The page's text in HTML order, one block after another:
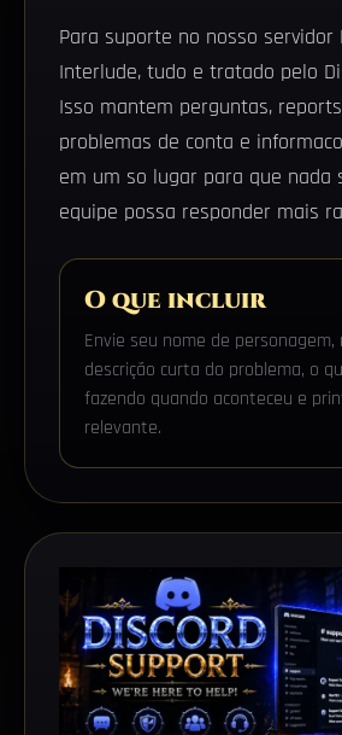
Para suporte no nosso servidor
Interlude, tudo e tratado pelo
Isso mantem perguntas,
problemas de conta e
em um so lugar para que nada
equipe possa responder mais
O que incluir
Envie seu nome de personagem,
descrição curta do problema, o
fazendo quando aconteceu e
relevante.